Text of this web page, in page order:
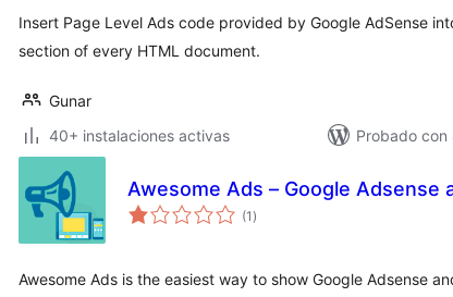
Insert Page Level Ads code provided by Google AdSense
section of every HTML document.
Gunar
40+ instalaciones activas
Probado con
Awesome Ads – Google Adsense
(1 valoraciones
en
)
Awesome Ads is the easiest way to show Google Adsense